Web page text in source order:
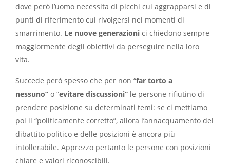
dove però l’uomo necessita di picchi cui aggrapparsi e di
punti di riferimento cui rivolgersi nei momenti di
smarrimento. Le nuove generazioni ci chiedono sempre
maggiormente degli obiettivi da perseguire nella loro
vita.
Succede però spesso che per non “far torto a
nessuno” o “evitare discussioni” le persone rifiutino di
prendere posizione su determinati temi: se ci mettiamo
poi il “politicamente corretto”, allora l’annacquamento del
dibattito politico e delle posizioni è ancora più
intollerabile. Apprezzo pertanto le persone con posizioni
chiare e valori riconoscibili.